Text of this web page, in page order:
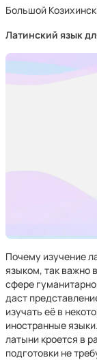
Большой
Латинский язык
Почему изучение
языком, так важно
сфере
даст
изучать её в
иностранные
латыни кроется в
подготовки не